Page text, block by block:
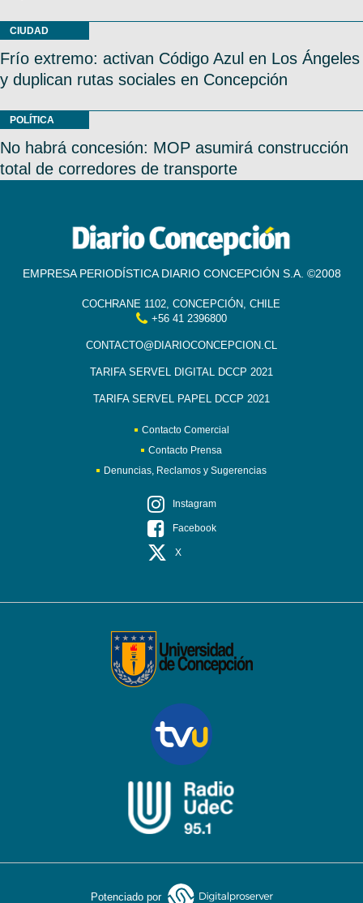
CIUDAD
Frío extremo: activan Código Azul en Los Ángeles
y duplican rutas sociales en Concepción
POLÍTICA
No habrá concesión: MOP asumirá construcción
total de corredores de transporte
EMPRESA PERIODÍSTICA DIARIO CONCEPCIÓN S.A. ©2008
COCHRANE 1102, CONCEPCIÓN, CHILE
+56 41 2396800
CONTACTO@DIARIOCONCEPCION.CL
TARIFA SERVEL DIGITAL DCCP 2021
TARIFA SERVEL PAPEL DCCP 2021
Contacto Comercial
Contacto Prensa
Denuncias, Reclamos y Sugerencias
Instagram
Facebook
X
Potenciado por